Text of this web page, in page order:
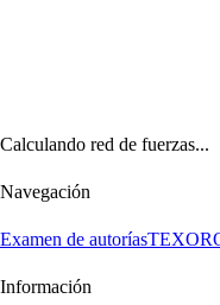
Calculando red de fuerzas...
Navegación
Examen de autorías
Información